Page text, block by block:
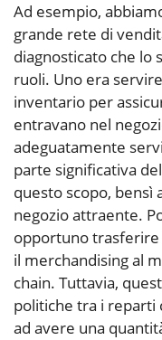
Ad esempio,
grande rete di
diagnosticato che lo
ruoli. Uno era
inventario per
entravano nel
adeguatamente
parte significativa
questo scopo, bensì
negozio attraente.
opportuno trasferire
il merchandising al
chain. Tuttavia,
politiche tra i reparti
ad avere una